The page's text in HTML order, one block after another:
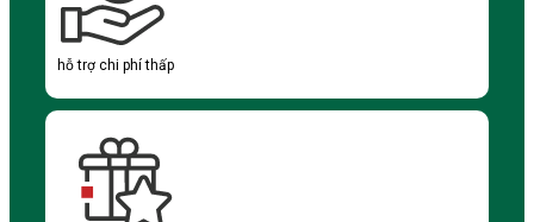
hỗ trợ chi phí thấp